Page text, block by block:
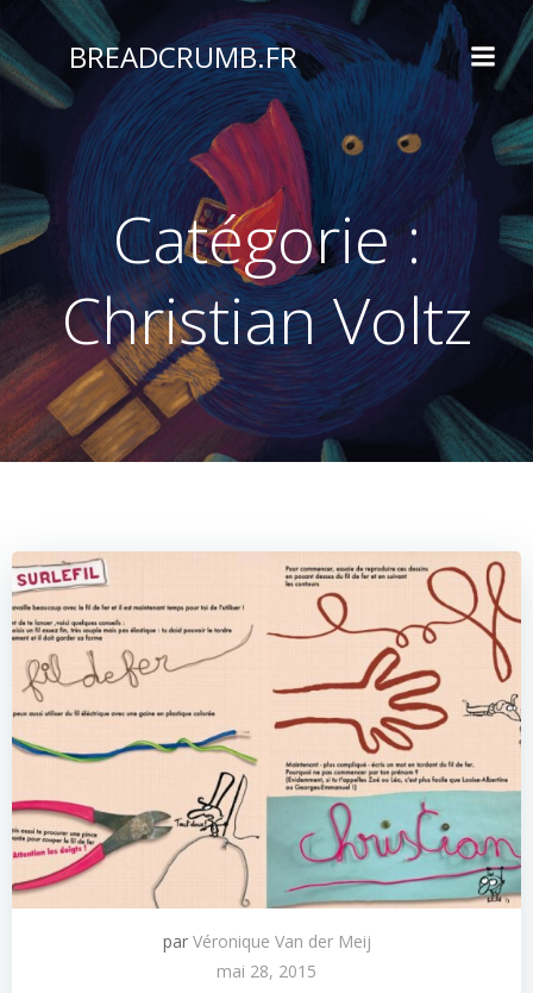
Aller
au
contenu
BREADCRUMB.FR
Catégorie :
Christian Voltz
par Véronique Van der Meij
mai 28, 2015